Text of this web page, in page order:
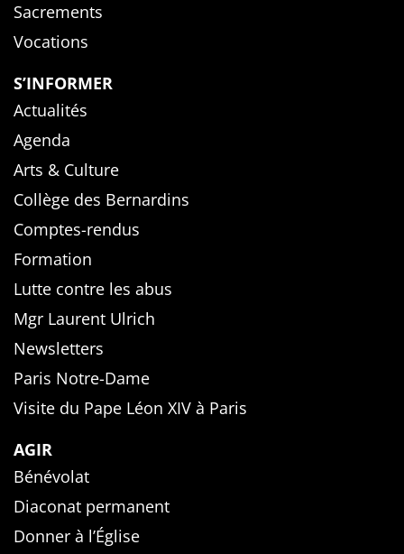
Sacrements
Vocations
S’INFORMER
Actualités
Agenda
Arts & Culture
Collège des Bernardins
Comptes-rendus
Formation
Lutte contre les abus
Mgr Laurent Ulrich
Newsletters
Paris Notre-Dame
Visite du Pape Léon XIV à Paris
AGIR
Bénévolat
Diaconat permanent
Donner à l’Église